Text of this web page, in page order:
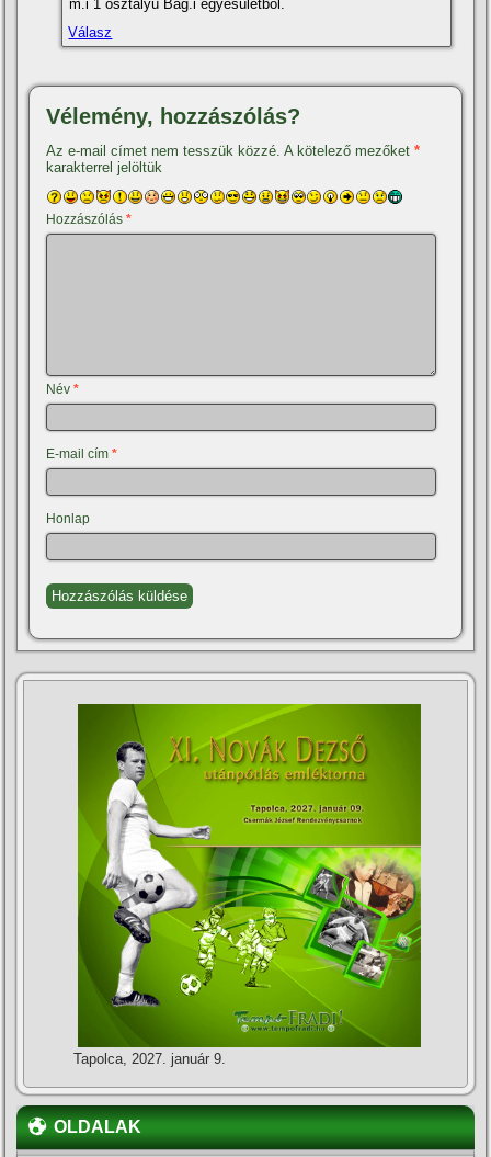
m.i 1 osztályú Bag.i egyesületből.
Válasz
Vélemény, hozzászólás?
Az e-mail címet nem tesszük közzé. A kötelező mezőket*
karakterrel jelöltük
Hozzászólás*
Név*
E-mail cím*
Honlap
Tapolca, 2027. január 9.
OLDALAK